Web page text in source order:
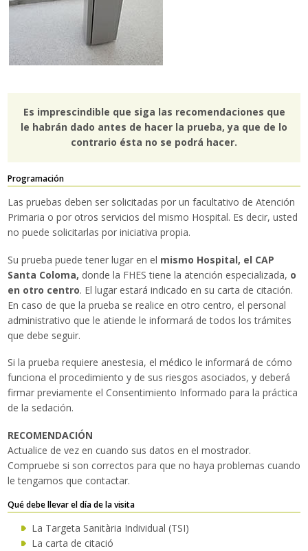
Es imprescindible que siga las recomendaciones que
le habrán dado antes de hacer la prueba, ya que de lo
contrario ésta no se podrá hacer.
Programación
Las pruebas deben ser solicitadas por un facultativo de Atención
Primaria o por otros servicios del mismo Hospital. Es decir, usted
no puede solicitarlas por iniciativa propia.
Su prueba puede tener lugar en el mismo Hospital, el CAP
Santa Coloma, donde la FHES tiene la atención especializada, o
en otro centro. El lugar estará indicado en su carta de citación.
En caso de que la prueba se realice en otro centro, el personal
administrativo que le atiende le informará de todos los trámites
que debe seguir.
Si la prueba requiere anestesia, el médico le informará de cómo
funciona el procedimiento y de sus riesgos asociados, y deberá
firmar previamente el Consentimiento Informado para la práctica
de la sedación.
RECOMENDACIÓN
Actualice de vez en cuando sus datos en el mostrador.
Compruebe si son correctos para que no haya problemas cuando
le tengamos que contactar.
Qué debe llevar el día de la visita
La Targeta Sanitària Individual (TSI)
La carta de citació